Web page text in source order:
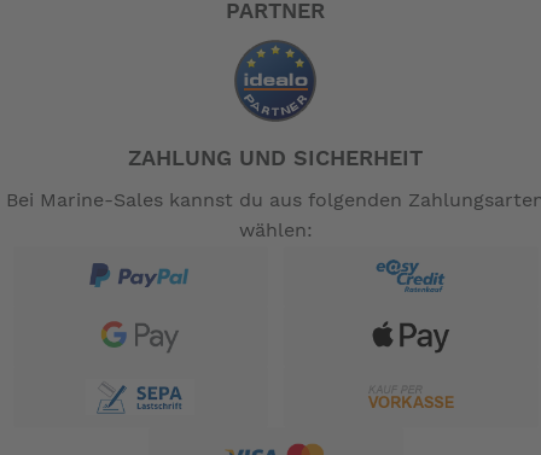
PARTNER
ZAHLUNG UND SICHERHEIT
Bei Marine-Sales kannst du aus folgenden
wählen: